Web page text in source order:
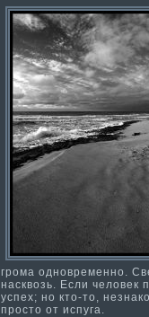
грома­ одновременно.
насквозь. Если человек
успех; но кто-то,
просто от испуга.